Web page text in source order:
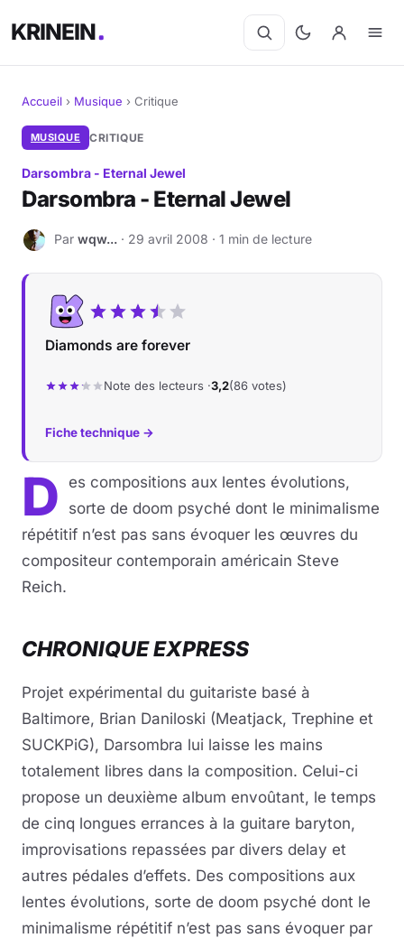
KRINEIN
Cinéma
Séries
Livres
Jeux vidéo
Musique
Sortir
Sciences & Tech
Forum
Accueil › Musique › Critique
MUSIQUE CRITIQUE
Darsombra - Eternal Jewel
Darsombra - Eternal Jewel
W Par wqw... · 29 avril 2008 · 1 min de lecture
Diamonds are forever
Note des lecteurs ·3,2(86 votes)
Fiche technique →
D
es compositions aux lentes évolutions,
sorte de doom psyché dont le minimalisme
répétitif n’est pas sans évoquer les œuvres du
compositeur contemporain américain Steve
Reich.
CHRONIQUE EXPRESS
Projet expérimental du guitariste basé à
Baltimore, Brian Daniloski (Meatjack, Trephine et
SUCKPiG), Darsombra lui laisse les mains
totalement libres dans la composition. Celui-ci
propose un deuxième album envoûtant, le temps
de cinq longues errances à la guitare baryton,
improvisations repassées par divers delay et
autres pédales d’effets. Des compositions aux
lentes évolutions, sorte de doom psyché dont le
minimalisme répétitif n’est pas sans évoquer par